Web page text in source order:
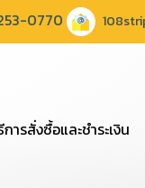
0770
การสั่งซื้อและชำระเงิน